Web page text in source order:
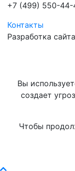
+7 (499) 550-44-
Контакты
Разработка сайта
Вы
создает
Чтобы